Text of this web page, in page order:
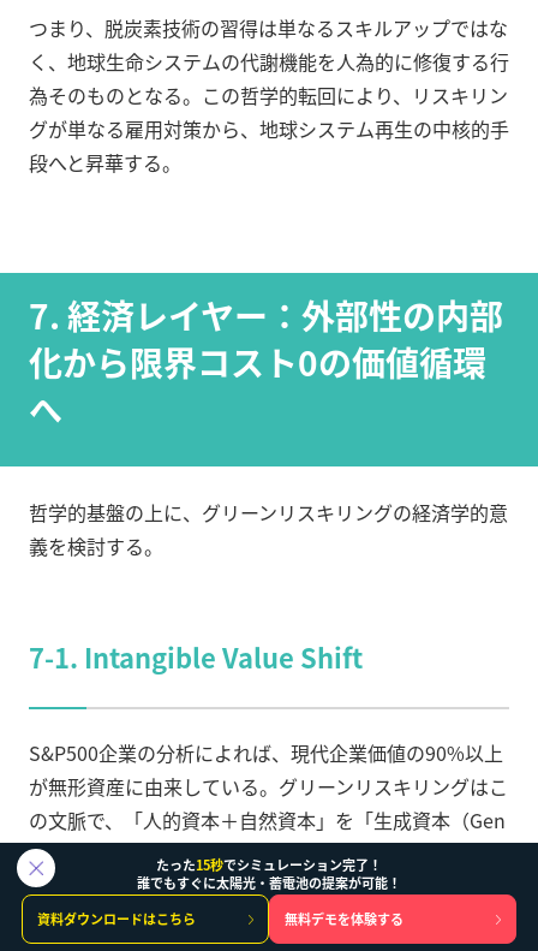
つまり、脱炭素技術の習得は単なるスキルアップではな
く、地球生命システムの代謝機能を人為的に修復する行
為そのものとなる。この哲学的転回により、リスキリン
グが単なる雇用対策から、地球システム再生の中核的手
段へと昇華する。
7. 経済レイヤー：外部性の内部
化から限界コスト0の価値循環
へ
哲学的基盤の上に、グリーンリスキリングの経済学的意
義を検討する。
7-1. Intangible Value Shift
S&P500企業の分析によれば、現代企業価値の90%以上
が無形資産に由来している。グリーンリスキリングはこ
の文脈で、「人的資本＋自然資本」を「生成資本（Gen
erative Capital）」として資本勘定に繰り入れる鍵とな
る。
これは単なる会計技術の問題ではなく、資本主義の根幹
たった15秒でシミュレーション完了！
誰でもすぐに太陽光・蓄電池の提案が可能！
資料ダウンロードはこちら
無料デモを体験する